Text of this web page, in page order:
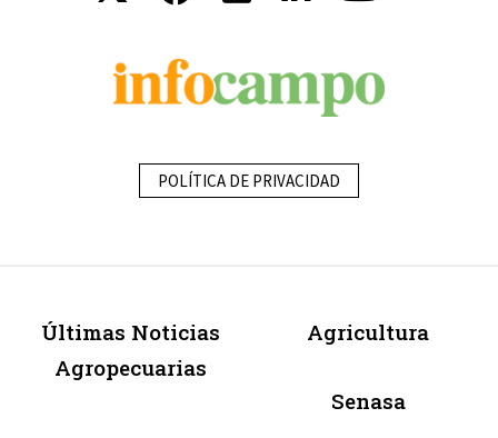
POLÍTICA DE PRIVACIDAD
Últimas Noticias
Agropecuarias
Agricultura
Senasa